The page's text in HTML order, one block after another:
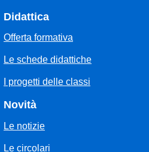
Didattica
Offerta formativa
Le schede didattiche
I progetti delle classi
Novità
Le notizie
Le circolari